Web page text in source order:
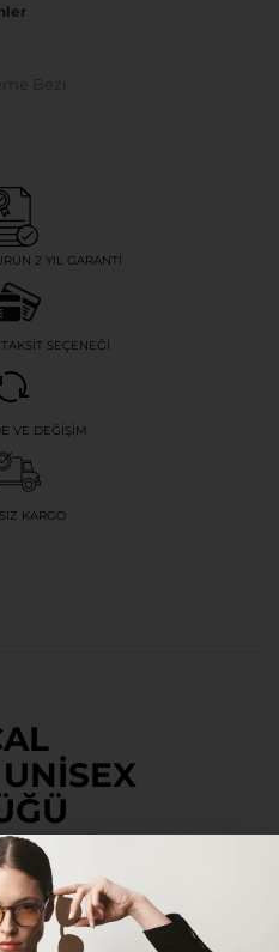
Bezi
2 YIL GARANTI
SEÇENEĞI
VE DEĞIŞIM
KARGO
tamamlamak
bu özel model, hem
vazgeçilmez